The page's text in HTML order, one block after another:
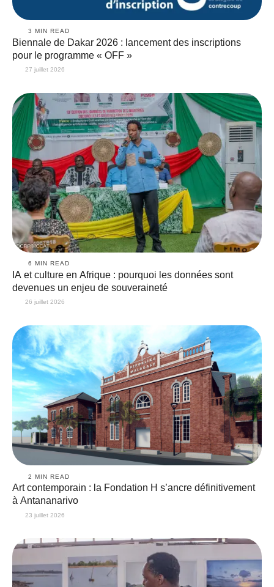
3 MIN READ
Biennale de Dakar 2026 : lancement des inscriptions
pour le programme « OFF »
27 juillet 2026
6 MIN READ
IA et culture en Afrique : pourquoi les données sont
devenues un enjeu de souveraineté
26 juillet 2026
2 MIN READ
Art contemporain : la Fondation H s’ancre définitivement
à Antananarivo
23 juillet 2026